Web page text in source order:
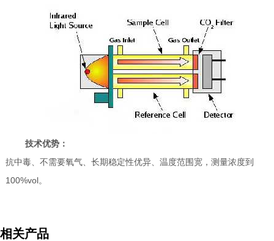
技术优势：
抗中毒、不需要氧气、长期稳定性优异、温度范围宽，测量浓度到
100%vol。
相关产品